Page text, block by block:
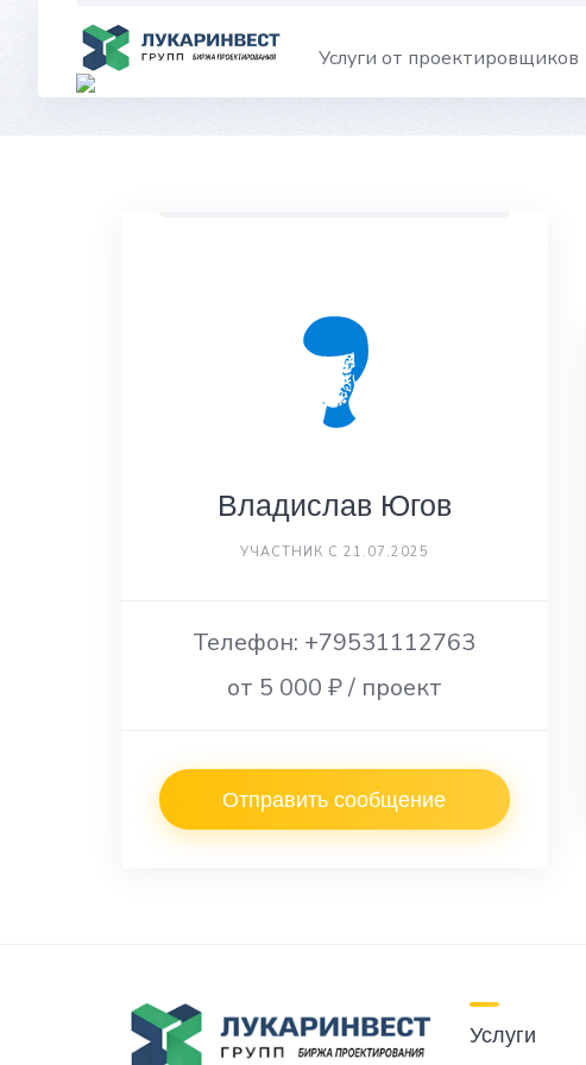
Услуги от проектировщиков
Владислав Югов
УЧАСТНИК С 21.07.2025
Телефон: +79531112763
от 5 000 ₽ / проект
Отправить сообщение
Услуги